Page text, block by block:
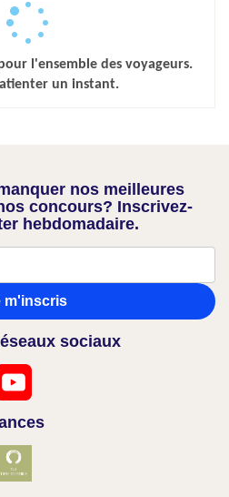
l'ensemble des voyageurs.
un instant.
nos meilleures
concours? Inscrivez-
hebdomadaire.
m'inscris
sociaux